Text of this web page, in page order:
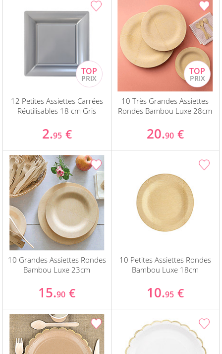
12 Petites Assiettes Carrées
Réutilisables 18 cm Gris
2.95 €
10 Très Grandes Assiettes
Rondes Bambou Luxe 28cm
20.90 €
10 Grandes Assiettes Rondes
Bambou Luxe 23cm
15.90 €
10 Petites Assiettes Rondes
Bambou Luxe 18cm
10.95 €